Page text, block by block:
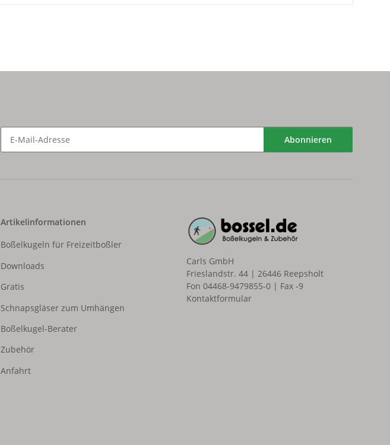
Abonnieren
Artikelinformationen
Boßelkugeln für Freizeitboßler
Downloads
Gratis
Schnapsgläser zum Umhängen
Boßelkugel-Berater
Zubehör
Anfahrt
Carls GmbH
Frieslandstr. 44 | 26446 Reepsholt
Fon 04468-9479855-0 | Fax -9
Kontaktformular